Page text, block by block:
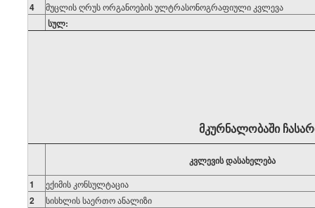
4 მუცლის ღრუს ორგანოების ულტრასონოგრაფიული კვლევა
სულ:
მკურნალობაში
კვლევის დასახელება
1
ექიმის კონსულტაცია
2 სისხლის საერთო ანალიზი